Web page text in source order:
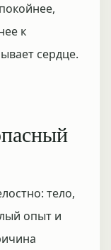
к
сердце.
тело,
опыт и